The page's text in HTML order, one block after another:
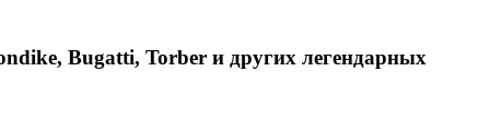
Bugatti, Torber и других легендарных